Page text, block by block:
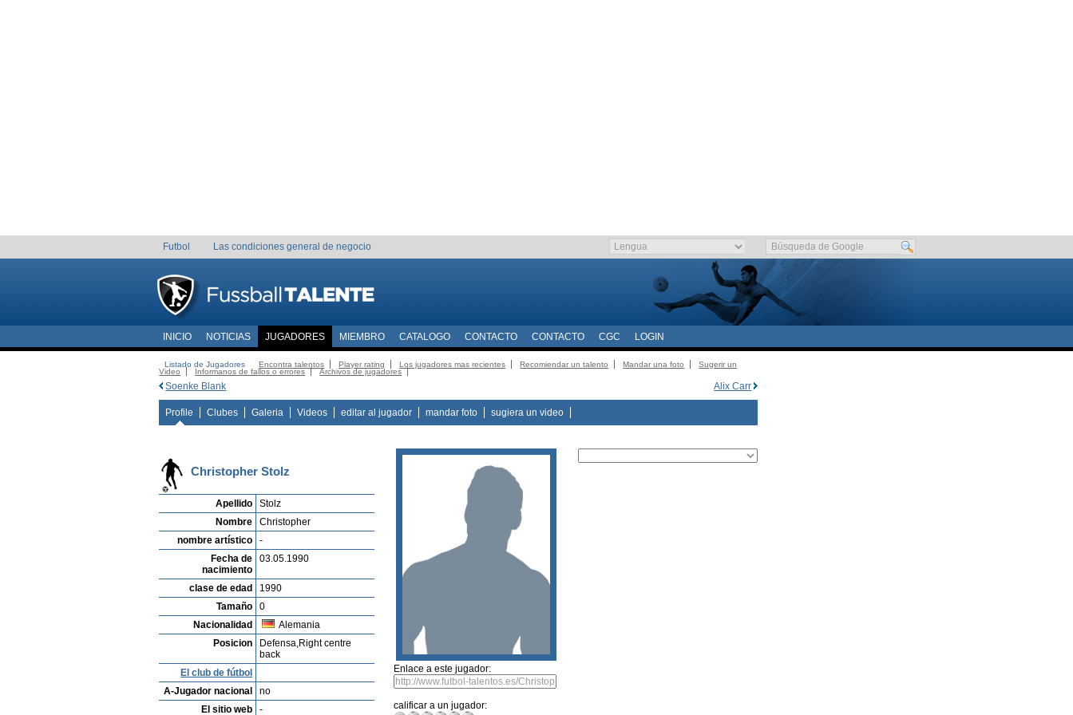
Futbol Las condiciones general de negocio
INICIO NOTICIAS JUGADORES MIEMBRO CATALOGO CONTACTO CONTACTO CGC LOGIN
Listado de Jugadores Encontra talentos Player rating Los jugadores mas recientes Recomiendar un talento Mandar una foto
Sugerir un
Video
Informanos de fallos o errores Archivos de jugadores
Alix Carr
Soenke Blank
Profile Clubes Galeria Videos editar al jugador mandar foto sugiera un video
Christopher Stolz
Apellido
Stolz
Nombre
Christopher
nombre artístico
-
Fecha de
nacimiento
03.05.1990
clase de edad
1990
Tamaño
0
Nacionalidad
Alemania
Posicion
Defensa,Right centre
back
El club de fútbol
A-Jugador nacional
no
El sitio web
-
Enlace a este jugador:
calificar a un jugador: